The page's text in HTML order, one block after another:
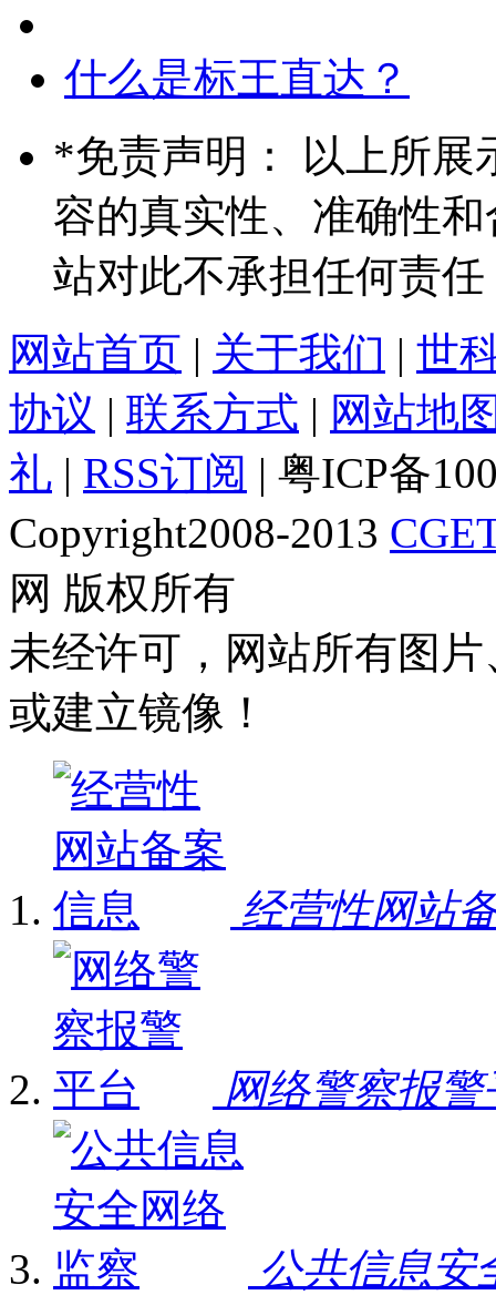
什么是标王直达？
*免责声明： 以上所展
容的真实性、准确性
站对此不承担任何责任
网站首页 | 关于我们 | 世
协议 | 联系方式 | 网站地
礼 | RSS订阅 | 粤ICP备
Copyright2008-2013
网 版权所有
未经许可，网站所有图
或建立镜像！
经营性网站
网络警察报警
公共信息安